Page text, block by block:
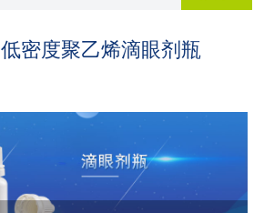
药品信息查询
低密度聚乙烯滴眼剂瓶